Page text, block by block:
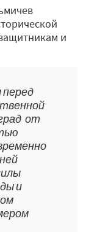
и
перед
от
и